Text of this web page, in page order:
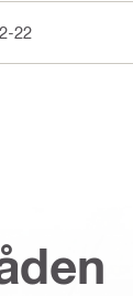
22